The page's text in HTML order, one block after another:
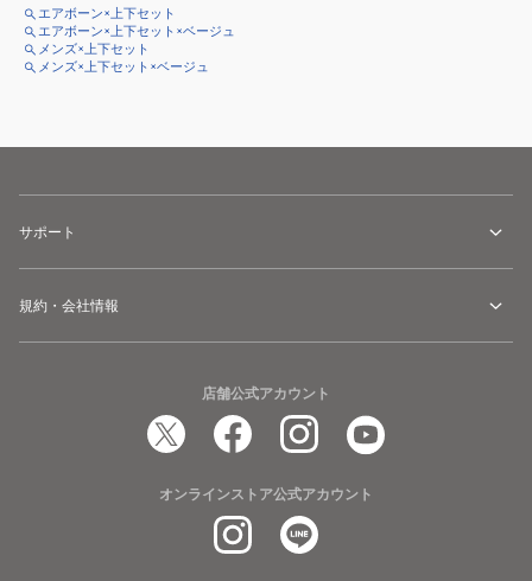
エアボーン×上下セット
エアボーン×上下セット×ベージュ
メンズ×上下セット
メンズ×上下セット×ベージュ
サポート
規約・会社情報
店舗公式アカウント
オンラインストア公式アカウント